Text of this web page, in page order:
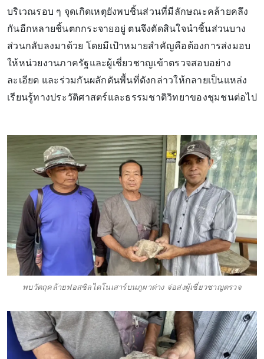
บริเวณรอบ ๆ จุดเกิดเหตุยังพบชิ้นส่วนที่มีลักษณะคล้ายคลึง
กันอีกหลายชิ้นตกกระจายอยู่ ตนจึงตัดสินใจนำชิ้นส่วนบาง
ส่วนกลับลงมาด้วย โดยมีเป้าหมายสำคัญคือต้องการส่งมอบ
ให้หน่วยงานภาครัฐและผู้เชี่ยวชาญเข้าตรวจสอบอย่าง
ละเอียด และร่วมกันผลักดันพื้นที่ดังกล่าวให้กลายเป็นแหล่ง
เรียนรู้ทางประวัติศาสตร์และธรรมชาติวิทยาของชุมชนต่อไป
พบวัตถุคล้ายฟอสซิลไดโนเสาร์บนภูผาด่าง จ่อส่งผู้เชี่ยวชาญตรวจ